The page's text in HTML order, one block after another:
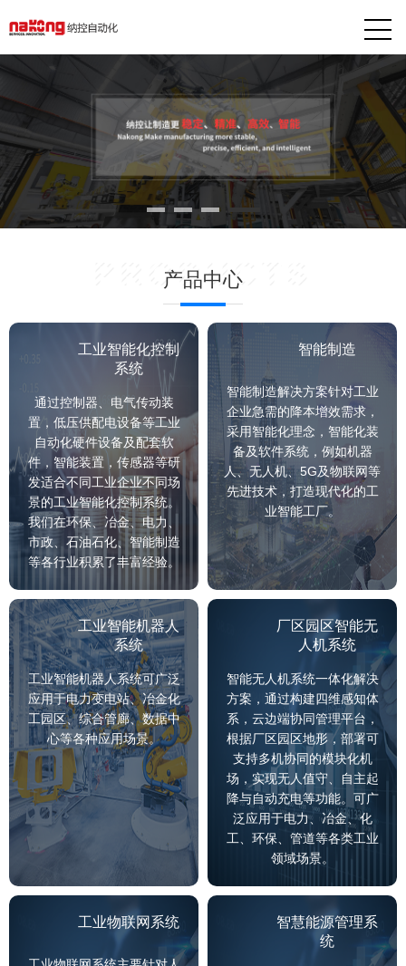
PRODUCTS
产品中心
工业智能化控制
系统
通过控制器、电气传动装
置，低压供配电设备等工业
自动化硬件设备及配套软
件，智能装置，传感器等研
发适合不同工业企业不同场
景的工业智能化控制系统。
我们在环保、冶金、电力、
市政、石油石化、智能制造
等各行业积累了丰富经验。
智能制造
智能制造解决方案针对工业
企业急需的降本增效需求，
采用智能化理念，智能化装
备及软件系统，例如机器
人、无人机、5G及物联网等
先进技术，打造现代化的工
业智能工厂。
工业智能机器人
系统
工业智能机器人系统可广泛
应用于电力变电站、冶金化
工园区、综合管廊、数据中
心等各种应用场景。
厂区园区智能无
人机系统
智能无人机系统一体化解决
方案，通过构建四维感知体
系，云边端协同管理平台‌，
根据厂区园区地形，部署可
支持多机协同的模块化机
场，实现无人值守、自主起
降与自动充电等功能。可广
泛应用于电力、冶金、化
工、环保、管道等各类工业
领域场景。
工业物联网系统
智慧能源管理系
统